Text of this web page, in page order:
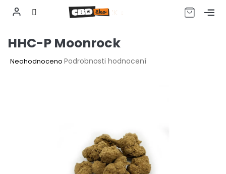
CZK
HHC-P Moonrock
Průměrné
Neohodnoceno Podrobnosti hodnocení